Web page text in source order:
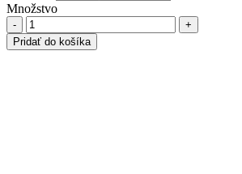
Množstvo
množstvo
Nohavice
z
Pridať do košíka